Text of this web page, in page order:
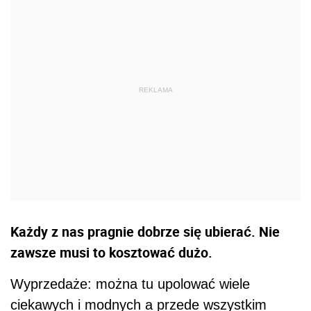
Każdy z nas pragnie dobrze się ubierać. Nie
zawsze musi to kosztować dużo.
Wyprzedaże: można tu upolować wiele
ciekawych i modnych a przede wszystkim